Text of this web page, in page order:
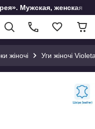
Мужская, женская и
жіночі Уги жіночі